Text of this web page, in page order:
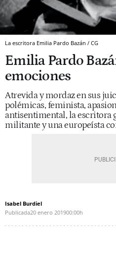
La escritora Emilia Pardo Bazán / CG
Emilia Pardo
emociones
Atrevida y mordaz en sus
polémicas, feminista,
antisentimental, la escritora
militante y una europeísta
Isabel Burdiel
Publicada20 enero 201900:00h